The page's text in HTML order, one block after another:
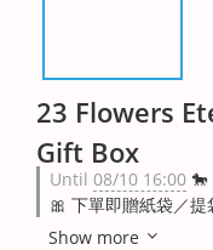
23 Flowers
Gift Box
Until 08/10 16:00
🎀 下單即贈紙袋／
Show more